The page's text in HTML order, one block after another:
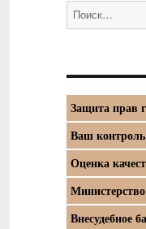
Искать:
Защита прав
Ваш контроль
Оценка
Внесудебное